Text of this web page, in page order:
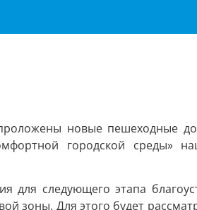
новые пешеходные
городской среды»
для следующего этапа
зоны. Для этого будет